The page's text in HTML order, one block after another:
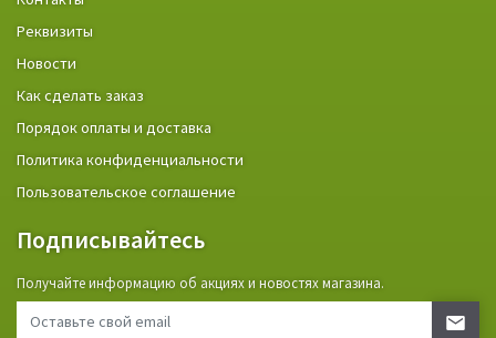
Реквизиты
Новости
Как сделать заказ
Порядок оплаты и доставка
Политика конфиденциальности
Пользовательское соглашение
Подписывайтесь
Получайте информацию об акциях и новостях магазина.